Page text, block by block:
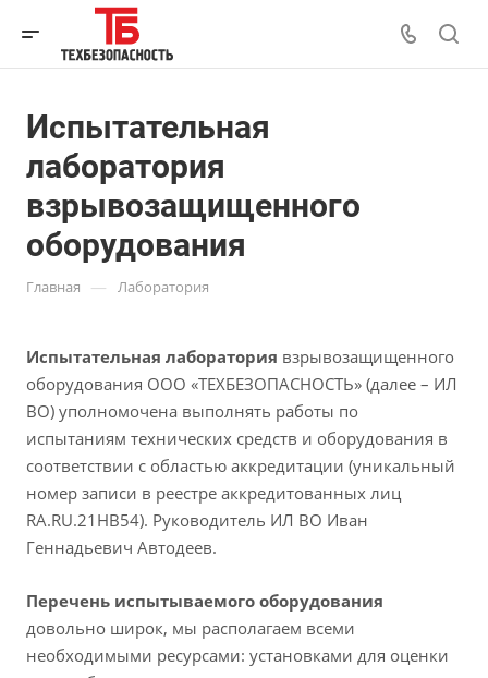
Испытательная
лаборатория
взрывозащищенного
оборудования
Главная — Лаборатория
Испытательная лаборатория взрывозащищенного
оборудования ООО «ТЕХБЕЗОПАСНОСТЬ» (далее – ИЛ
ВО) уполномочена выполнять работы по
испытаниям технических средств и оборудования в
соответствии с областью аккредитации (уникальный
номер записи в реестре аккредитованных лиц
RA.RU.21HB54). Руководитель ИЛ ВО Иван
Геннадьевич Автодеев.
Перечень испытываемого оборудования
довольно широк, мы располагаем всеми
необходимыми ресурсами: установками для оценки